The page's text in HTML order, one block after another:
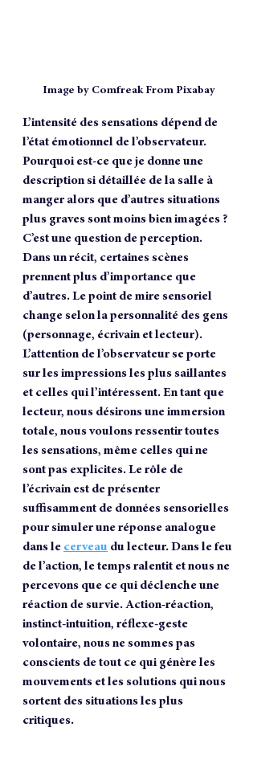
Image by Comfreak From Pixabay
L’intensité des sensations dépend de
l’état émotionnel de l’observateur.
Pourquoi est-ce que je donne une
description si détaillée de la salle à
manger alors que d’autres situations
plus graves sont moins bien imagées ?
C’est une question de perception.
Dans un récit, certaines scènes
prennent plus d’importance que
d’autres. Le point de mire sensoriel
change selon la personnalité des gens
(personnage, écrivain et lecteur).
L’attention de l’observateur se porte
sur les impressions les plus saillantes
et celles qui l’intéressent. En tant que
lecteur, nous désirons une immersion
totale, nous voulons ressentir toutes
les sensations, même celles qui ne
sont pas explicites. Le rôle de
l’écrivain est de présenter
suffisamment de données sensorielles
pour simuler une réponse analogue
dans le cerveau du lecteur. Dans le feu
de l’action, le temps ralentit et nous ne
percevons que ce qui déclenche une
réaction de survie. Action-réaction,
instinct-intuition, réflexe-geste
volontaire, nous ne sommes pas
conscients de tout ce qui génère les
mouvements et les solutions qui nous
sortent des situations les plus
critiques.